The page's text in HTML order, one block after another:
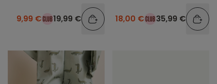
9,99 € 19,99 € 18,00 € 35,99 €